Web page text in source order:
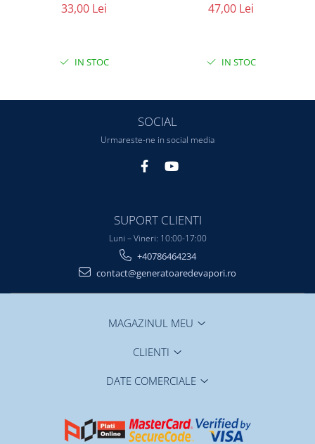
33,00 Lei
IN STOC
47,00 Lei
IN STOC
SOCIAL
Urmareste-ne in social media
SUPORT CLIENTI
Luni – Vineri: 10:00-17:00
+40786464234
contact@generatoaredevapori.ro
MAGAZINUL MEU
CLIENTI
DATE COMERCIALE